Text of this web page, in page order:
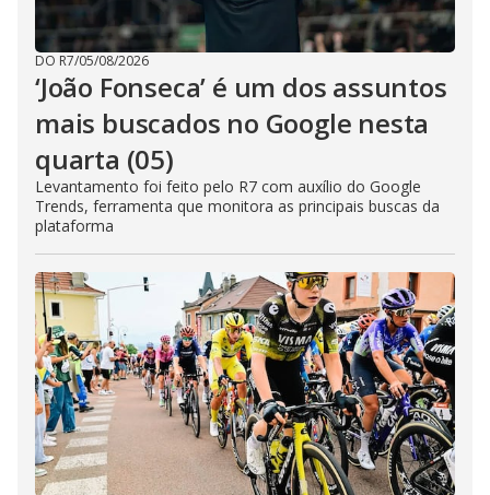
DO R7/05/08/2026
‘João Fonseca’ é um dos assuntos
mais buscados no Google nesta
quarta (05)
Levantamento foi feito pelo R7 com auxílio do Google
Trends, ferramenta que monitora as principais buscas da
plataforma